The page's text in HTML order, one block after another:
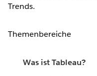
Trends.
Themenbereiche
Was ist Tableau?